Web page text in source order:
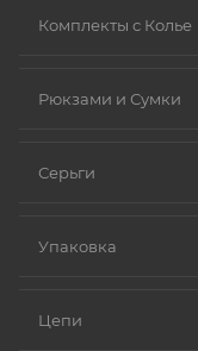
Комплекты с Колье
Рюкзами и Сумки
Серьги
Упаковка
Цепи